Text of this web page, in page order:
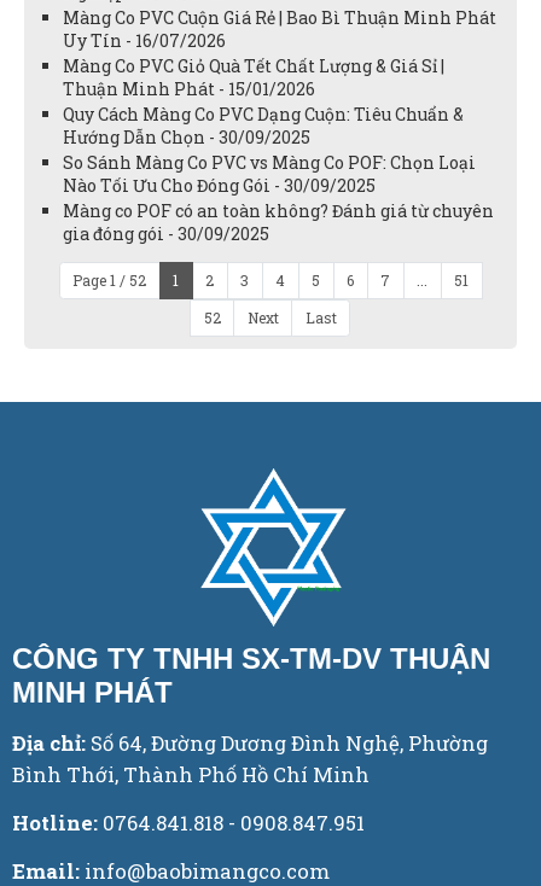
Màng Co PVC Cuộn Giá Rẻ | Bao Bì Thuận Minh Phát
Uy Tín - 16/07/2026
Màng Co PVC Giỏ Quà Tết Chất Lượng & Giá Sỉ |
Thuận Minh Phát - 15/01/2026
Quy Cách Màng Co PVC Dạng Cuộn: Tiêu Chuẩn &
Hướng Dẫn Chọn - 30/09/2025
So Sánh Màng Co PVC vs Màng Co POF: Chọn Loại
Nào Tối Ưu Cho Đóng Gói - 30/09/2025
Màng co POF có an toàn không? Đánh giá từ chuyên
gia đóng gói - 30/09/2025
Page 1 / 52 1 2 3 4 5 6 7
51
52
Next Last
CÔNG TY TNHH SX-TM-DV THUẬN
MINH PHÁT
Địa chỉ: Số 64, Đường Dương Đình Nghệ, Phường
Bình Thới, Thành Phố Hồ Chí Minh
Hotline: 0764.841.818 - 0908.847.951
Email: info@baobimangco.com